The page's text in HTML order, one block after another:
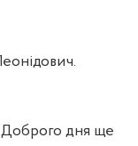
дня ще